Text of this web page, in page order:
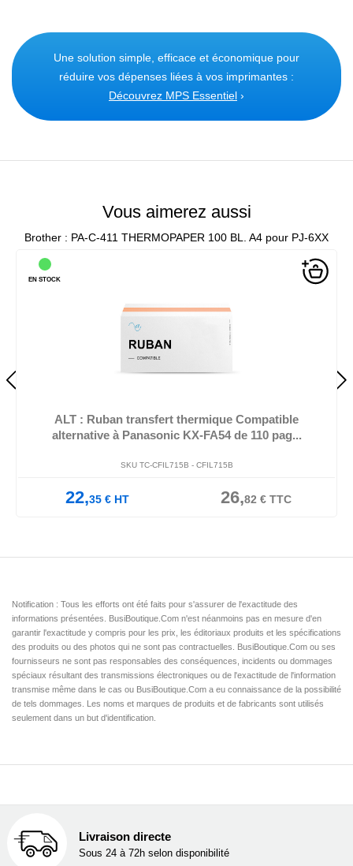
Une solution simple, efficace et économique pour
réduire vos dépenses liées à vos imprimantes :
Découvrez MPS Essentiel ›
Vous aimerez aussi
Brother : PA-C-411 THERMOPAPER 100 BL. A4 pour PJ-6XX
ALT : Ruban transfert thermique Compatible
alternative à Panasonic KX-FA54 de 110 pag...
SKU TC-CFIL715B - CFIL715B
22,35 € HT 26,82 €TTC
EN STOCK
Notification : Tous les efforts ont été faits pour s'assurer de l'exactitude des
informations présentées. BusiBoutique.Com n'est néanmoins pas en mesure d'en
garantir l'exactitude y compris pour les prix, les éditoriaux produits et les spécifications
des produits ou des photos qui ne sont pas contractuelles. BusiBoutique.Com ou ses
fournisseurs ne sont pas responsables des conséquences, incidents ou dommages
spéciaux résultant des transmissions électroniques ou de l'exactitude de l'information
transmise même dans le cas ou BusiBoutique.Com a eu connaissance de la possibilité
de tels dommages. Les noms et marques de produits et de fabricants sont utilisés
seulement dans un but d'identification.
Livraison directe
Sous 24 à 72h selon disponibilité